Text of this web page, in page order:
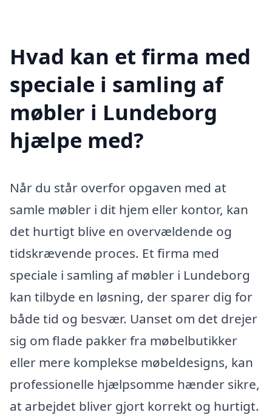
Hvad kan et firma med
speciale i samling af
møbler i Lundeborg
hjælpe med?
Når du står overfor opgaven med at
samle møbler i dit hjem eller kontor, kan
det hurtigt blive en overvældende og
tidskrævende proces. Et firma med
speciale i samling af møbler i Lundeborg
kan tilbyde en løsning, der sparer dig for
både tid og besvær. Uanset om det drejer
sig om flade pakker fra møbelbutikker
eller mere komplekse møbeldesigns, kan
professionelle hjælpsomme hænder sikre,
at arbejdet bliver gjort korrekt og hurtigt.